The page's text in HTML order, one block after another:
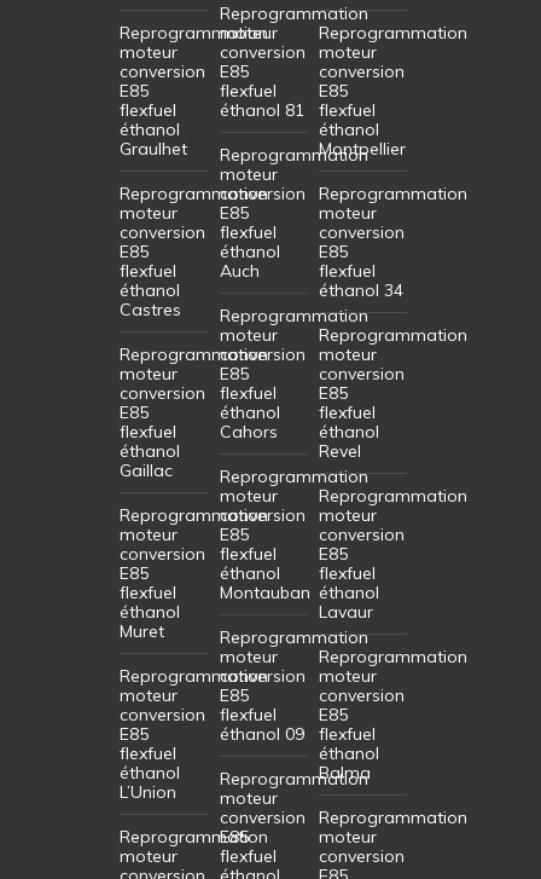
Reprogrammation
moteur
conversion
E85
flexfuel
éthanol
Graulhet
Reprogrammation
moteur
conversion
E85
flexfuel
éthanol
Castres
Reprogrammation
moteur
conversion
E85
flexfuel
éthanol
Gaillac
Reprogrammation
moteur
conversion
E85
flexfuel
éthanol
Muret
Reprogrammation
moteur
conversion
E85
flexfuel
éthanol
L’Union
Reprogrammation
moteur
Reprogrammation
moteur
conversion
E85
flexfuel
éthanol 81
Reprogrammation
moteur
conversion
E85
flexfuel
éthanol
Auch
Reprogrammation
moteur
conversion
E85
flexfuel
éthanol
Cahors
Reprogrammation
moteur
conversion
E85
flexfuel
éthanol
Montauban
Reprogrammation
moteur
conversion
E85
flexfuel
éthanol 09
Reprogrammation
moteur
conversion
E85
flexfuel
Reprogrammation
moteur
conversion
E85
flexfuel
éthanol
Montpellier
Reprogrammation
moteur
conversion
E85
flexfuel
éthanol 34
Reprogrammation
moteur
conversion
E85
flexfuel
éthanol
Revel
Reprogrammation
moteur
conversion
E85
flexfuel
éthanol
Lavaur
Reprogrammation
moteur
conversion
E85
flexfuel
éthanol
Balma
Reprogrammation
moteur
conversion